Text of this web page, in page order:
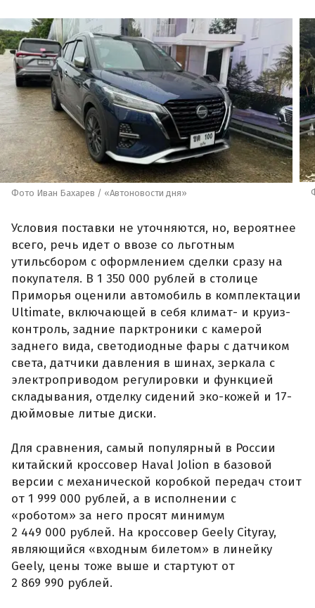
Фото Иван Бахарев / «Автоновости дня»
Условия поставки не уточняются, но, вероятнее
всего, речь идет о ввозе со льготным
утильсбором с оформлением сделки сразу на
покупателя. В 1 350 000 рублей в столице
Приморья оценили автомобиль в комплектации
Ultimate, включающей в себя климат- и круиз-
контроль, задние парктроники с камерой
заднего вида, светодиодные фары с датчиком
света, датчики давления в шинах, зеркала с
электроприводом регулировки и функцией
складывания, отделку сидений эко-кожей и 17-
дюймовые литые диски.
Для сравнения, самый популярный в России
китайский кроссовер Haval Jolion в базовой
версии с механической коробкой передач стоит
от 1 999 000 рублей, а в исполнении с
«роботом» за него просят минимум
2 449 000 рублей. На кроссовер Geely Cityray,
являющийся «входным билетом» в линейку
Geely, цены тоже выше и стартуют от
2 869 990 рублей.